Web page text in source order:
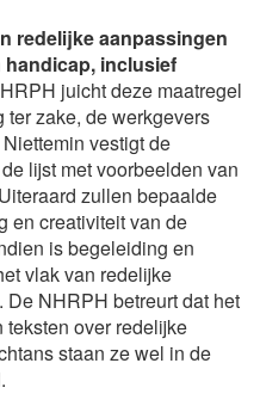
redelijke aanpassingen
inclusief
juicht deze maatregel
ter zake, de werkgevers
vestigt de
lijst met voorbeelden van
zullen bepaalde
en creativiteit van de
is begeleiding en
vlak van redelijke
NHRPH betreurt dat het
over redelijke
staan ze wel in de